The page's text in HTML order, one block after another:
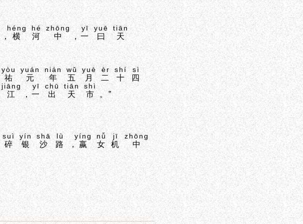
， 横
héng
河
hé
中
zhōng
， 一
yī
曰
yuē
天
tiān
祐
yòu
元
yuán
年
nián
五
wǔ
月
yuè
二
èr
十
shí
四
sì
江
jiāng
， 一
yī
出
chū
天
tiān
市
shì
。”
碎
suì
银
yín
沙
shā
路
lù
， 嬴
yíng
女
nǚ
机
jī
中
zhōng